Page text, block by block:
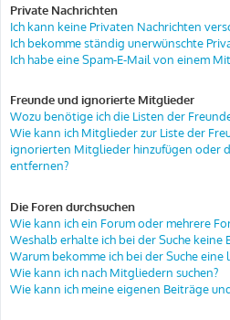
Private Nachrichten
Ich kann keine Privaten Nachrichten
Ich bekomme ständig unerwünschte
Ich habe eine Spam-E-Mail von einem
Freunde und ignorierte Mitglieder
Wozu benötige ich die Listen der
Wie kann ich Mitglieder zur Liste der
ignorierten Mitglieder hinzufügen oder
entfernen?
Die Foren durchsuchen
Wie kann ich ein Forum oder mehrere
Weshalb erhalte ich bei der Suche keine
Warum bekomme ich bei der Suche eine
Wie kann ich nach Mitgliedern suchen?
Wie kann ich meine eigenen Beiträge